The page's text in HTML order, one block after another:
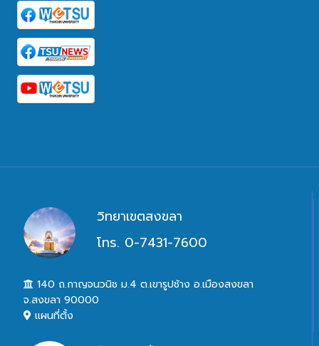
วิทยาเขตสงขลา
โทร. 0-7431-7600
140 ถ.กาญจนวนิช ม.4 ต.เขารูปช้าง อ.เมืองสงขลา
จ.สงขลา 90000
แผนที่ตั้ง